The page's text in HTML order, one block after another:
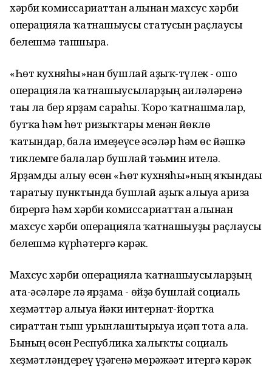
хәрби комиссариаттан алынған махсус хәрби
операцияла ҡатнашыусы статусын раҫлаусы
белешмә тапшыра.
«Һөт кухняһы»нан бушлай аҙыҡ-түлек - ошо
операцияла ҡатнашыусыларҙың ғаиләләренә
тағы ла бер ярҙам сараһы. Ҡоро ҡатнашмалар,
бутҡа һәм һөт ризыҡтары менән йөклө
ҡатындар, бала имеҙеүсе әсәләр һәм өс йәшкә
тиклемге балалар бушлай тәьмин ителә.
Ярҙамды алыу өсөн «Һөт кухняһы»ның яҡындағы
таратыу пунктында бушлай аҙыҡ алыуға ғариза
бирергә һәм хәрби комиссариаттан алынған
махсус хәрби операцияла ҡатнашыуҙы раҫлаусы
белешмә күрһәтергә кәрәк.
Махсус хәрби операцияла ҡатнашыусыларҙың
ата-әсәләре лә ярҙамға - өйҙә бушлай социаль
хеҙмәттәр алыуға йәки интернат-йортҡа
сираттан тыш урынлаштырыуға иҫәп тота ала.
Бының өсөн Республика халыҡты социаль
хеҙмәтләндереү үҙәгенә мөрәжәғәт итергә кәрәк